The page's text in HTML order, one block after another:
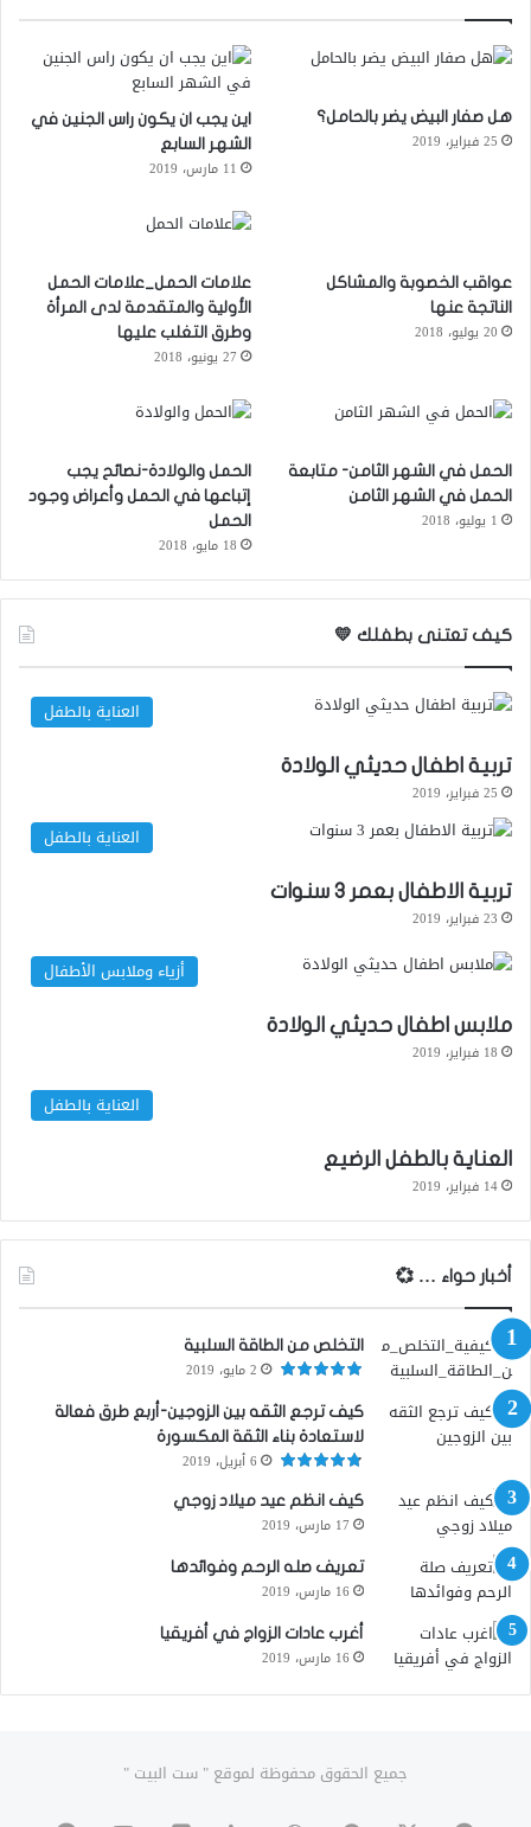
هل صفار البيض يضر بالحامل؟
25 فبراير، 2019
اين يجب ان يكون راس الجنين في
الشهر السابع
11 مارس، 2019
عواقب الخصوبة والمشاكل
الناتجة عنها
20 يوليو، 2018
علامات الحمل_علامات الحمل
الأولية والمتقدمة لدى المرأة
وطرق التغلب عليها
27 يونيو، 2018
الحمل في الشهر الثامن- متابعة
الحمل في الشهر الثامن
1 يوليو، 2018
الحمل والولادة-نصائح يجب
إتباعها في الحمل وأعراض وجود
الحمل
18 مايو، 2018
كيف تعتنى بطفلك 💛
العناية بالطفل
تربية اطفال حديثي الولادة
25 فبراير، 2019
العناية بالطفل
تربية الاطفال بعمر 3 سنوات
23 فبراير، 2019
أزياء وملابس الأطفال
ملابس اطفال حديثي الولادة
18 فبراير، 2019
العناية بالطفل
العناية بالطفل الرضيع
14 فبراير، 2019
أخبار حواء … 💞
التخلص من الطاقة السلبية
2 مايو، 2019
كيف ترجع الثقه بين الزوجين-أربع طرق فعالة
لاستعادة بناء الثقة المكسورة
6 أبريل، 2019
كيف انظم عيد ميلاد زوجي
17 مارس، 2019
تعريف صله الرحم وفوائدها
16 مارس، 2019
أغرب عادات الزواج في أفريقيا
16 مارس، 2019
جميع الحقوق محفوظة لموقع " ست البيت "